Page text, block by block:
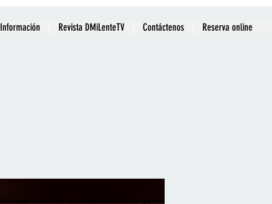
Información Revista DMiLenteTV Contáctenos Reserva online